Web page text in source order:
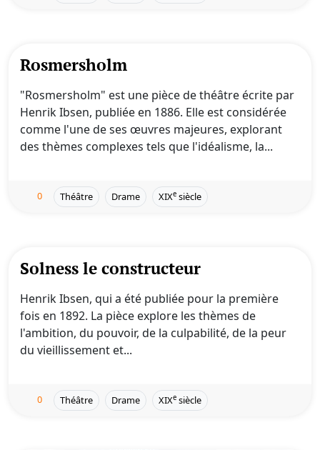
Rosmersholm
"Rosmersholm" est une pièce de théâtre écrite par
Henrik Ibsen, publiée en 1886. Elle est considérée
comme l'une de ses œuvres majeures, explorant
des thèmes complexes tels que l'idéalisme, la...
0 Théâtre Drame XIXe siècle
Solness le constructeur
Henrik Ibsen, qui a été publiée pour la première
fois en 1892. La pièce explore les thèmes de
l'ambition, du pouvoir, de la culpabilité, de la peur
du vieillissement et...
0 Théâtre Drame XIXe siècle